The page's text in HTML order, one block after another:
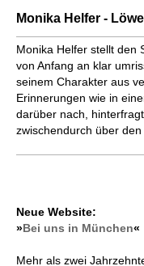
Monika Helfer -
Monika Helfer stellt den
von Anfang an klar
seinem Charakter aus
Erinnerungen wie in
darüber nach,
zwischendurch über
Neue Website:
»Bei uns in München«
Mehr als zwei